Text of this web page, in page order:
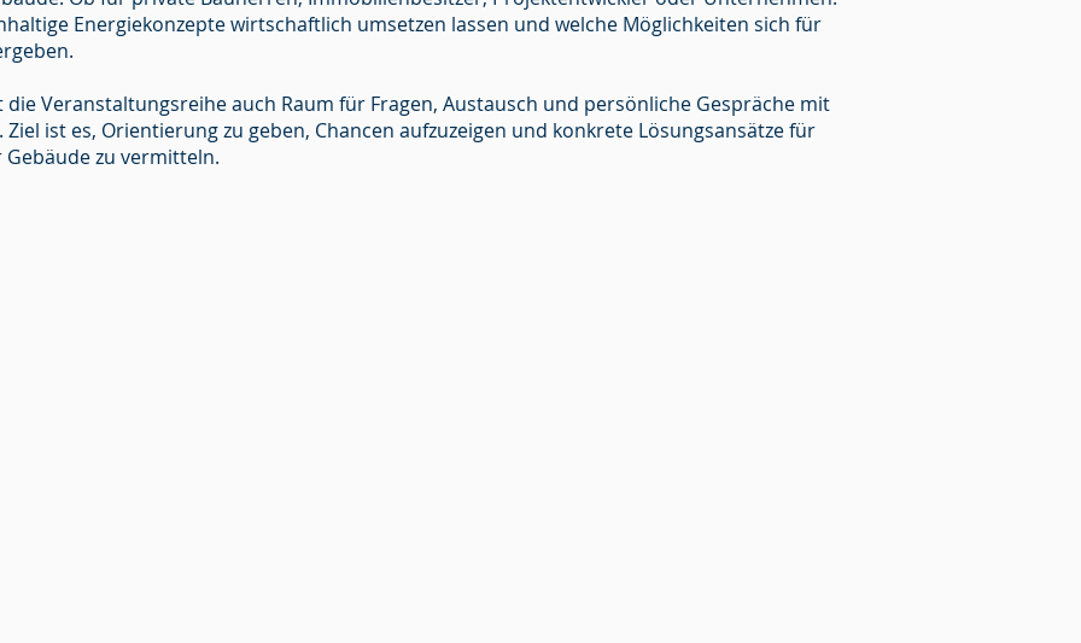
Energiekonzepte wirtschaftlich umsetzen lassen und welche Möglichkeiten sich für
Veranstaltungsreihe auch Raum für Fragen, Austausch und persönliche Gespräche mit
ist es, Orientierung zu geben, Chancen aufzuzeigen und konkrete Lösungsansätze für
zu vermitteln.